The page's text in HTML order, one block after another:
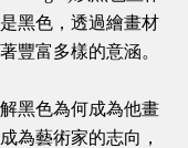
黑色，透過繪畫材
豐富多樣的意涵。
黑色為何成為他畫
為藝術家的志向，